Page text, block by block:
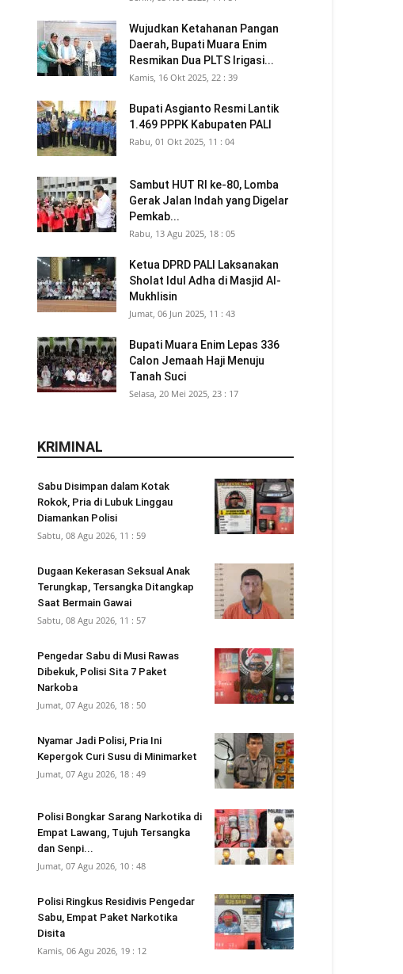
Wujudkan Ketahanan Pangan
Daerah, Bupati Muara Enim
Resmikan Dua PLTS Irigasi...
Kamis, 16 Okt 2025, 22 : 39
Bupati Asgianto Resmi Lantik
1.469 PPPK Kabupaten PALI
Rabu, 01 Okt 2025, 11 : 04
Sambut HUT RI ke-80, Lomba
Gerak Jalan Indah yang Digelar
Pemkab...
Rabu, 13 Agu 2025, 18 : 05
Ketua DPRD PALI Laksanakan
Sholat Idul Adha di Masjid Al-
Mukhlisin
Jumat, 06 Jun 2025, 11 : 43
Bupati Muara Enim Lepas 336
Calon Jemaah Haji Menuju
Tanah Suci
Selasa, 20 Mei 2025, 23 : 17
KRIMINAL
Sabu Disimpan dalam Kotak
Rokok, Pria di Lubuk Linggau
Diamankan Polisi
Sabtu, 08 Agu 2026, 11 : 59
Dugaan Kekerasan Seksual Anak
Terungkap, Tersangka Ditangkap
Saat Bermain Gawai
Sabtu, 08 Agu 2026, 11 : 57
Pengedar Sabu di Musi Rawas
Dibekuk, Polisi Sita 7 Paket
Narkoba
Jumat, 07 Agu 2026, 18 : 50
Nyamar Jadi Polisi, Pria Ini
Kepergok Curi Susu di Minimarket
Jumat, 07 Agu 2026, 18 : 49
Polisi Bongkar Sarang Narkotika di
Empat Lawang, Tujuh Tersangka
dan Senpi...
Jumat, 07 Agu 2026, 10 : 48
Polisi Ringkus Residivis Pengedar
Sabu, Empat Paket Narkotika
Disita
Kamis, 06 Agu 2026, 19 : 12